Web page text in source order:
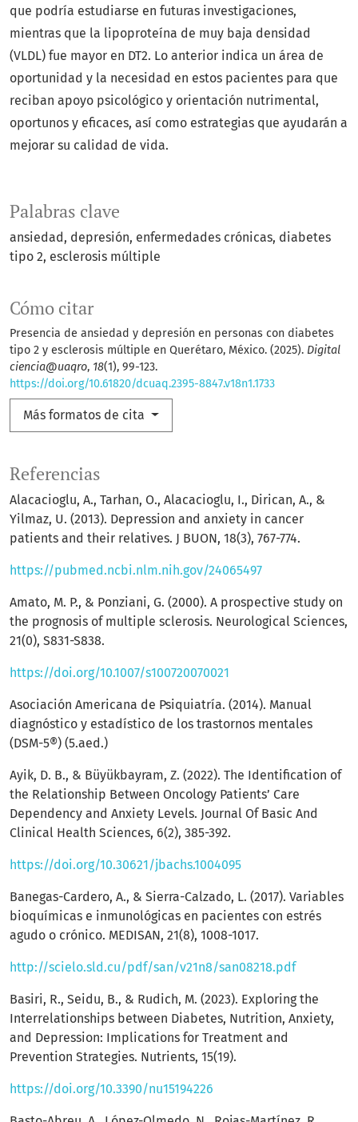
Palabras clave
ansiedad depresión enfermedades crónicas diabetes
tipo 2 esclerosis múltiple
Cómo citar
Presencia de ansiedad y depresión en personas con diabetes
tipo 2 y esclerosis múltiple en Querétaro, México. (2025). Digital
ciencia@uaqro, 18(1), 99-123.
https://doi.org/10.61820/dcuaq.2395-8847.v18n1.1733
Más formatos de cita
que podría estudiarse en futuras investigaciones,
mientras que la lipoproteína de muy baja densidad
(VLDL) fue mayor en DT2. Lo anterior indica un área de
oportunidad y la necesidad en estos pacientes para que
reciban apoyo psicológico y orientación nutrimental,
oportunos y eficaces, así como estrategias que ayudarán a
mejorar su calidad de vida.
Referencias
Alacacioglu, A., Tarhan, O., Alacacioglu, I., Dirican, A., &
Yilmaz, U. (2013). Depression and anxiety in cancer
patients and their relatives. J BUON, 18(3), 767-774.
https://pubmed.ncbi.nlm.nih.gov/24065497
Amato, M. P., & Ponziani, G. (2000). A prospective study on
the prognosis of multiple sclerosis. Neurological Sciences,
21(0), S831-S838.
https://doi.org/10.1007/s100720070021
Asociación Americana de Psiquiatría. (2014). Manual
diagnóstico y estadístico de los trastornos mentales
(DSM-5®) (5.aed.)
Ayik, D. B., & Büyükbayram, Z. (2022). The Identification of
the Relationship Between Oncology Patients’ Care
Dependency and Anxiety Levels. Journal Of Basic And
Clinical Health Sciences, 6(2), 385-392.
https://doi.org/10.30621/jbachs.1004095
Banegas-Cardero, A., & Sierra-Calzado, L. (2017). Variables
bioquímicas e inmunológicas en pacientes con estrés
agudo o crónico. MEDISAN, 21(8), 1008-1017.
http://scielo.sld.cu/pdf/san/v21n8/san08218.pdf
Basiri, R., Seidu, B., & Rudich, M. (2023). Exploring the
Interrelationships between Diabetes, Nutrition, Anxiety,
and Depression: Implications for Treatment and
Prevention Strategies. Nutrients, 15(19).
https://doi.org/10.3390/nu15194226